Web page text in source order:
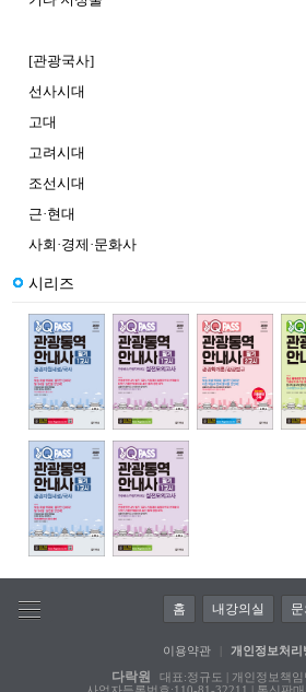
[관광국사]
선사시대
고대
고려시대
조선시대
근·현대
사회·경제·문화사
시리즈
홈 내강의실 문
이용약관 개인정보처리
다락원
대표:정규도 | 개인정보책